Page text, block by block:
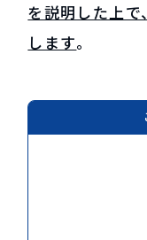
を説明した上
します。